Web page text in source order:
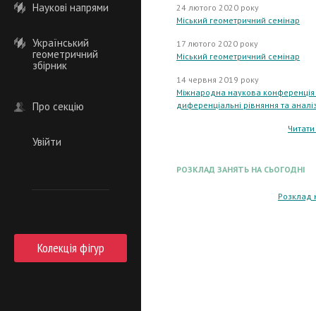
Наукові напрями
Український
геометричний
збірник
Про секцію
Увійти
Колекція фігур
24 лютого 2020 року
Міський геометричний семінар
17 лютого 2020 року
Міський геометричний семінар
14 червня 2019 року
Міжнародна наукова конференція
диференціальні рівняння та
РОЗКЛАД ЗАНЯТЬ НА СЬОГОДНІ
Розклад